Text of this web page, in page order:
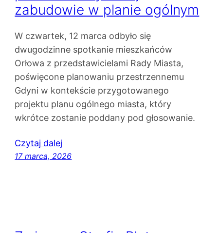
zabudowie w planie ogólnym
W czwartek, 12 marca odbyło się
dwugodzinne spotkanie mieszkańców
Orłowa z przedstawicielami Rady Miasta,
poświęcone planowaniu przestrzennemu
Gdyni w kontekście przygotowanego
projektu planu ogólnego miasta, który
wkrótce zostanie poddany pod głosowanie.
Czytaj dalej
17 marca, 2026